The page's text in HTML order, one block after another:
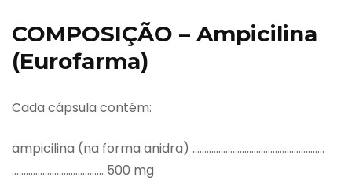
COMPOSIÇÃO – Ampicilina
(Eurofarma)
Cada cápsula contém:
ampicilina (na forma anidra) ………………………………………………..
………………………..….…… 500 mg